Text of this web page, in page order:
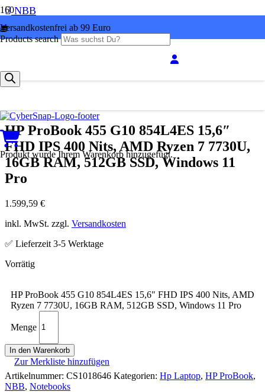
Versandkostenfrei ab 99 Euro
Products search
Produktwurde Ihrem Warenkorb hinzugefügt.
NBB
HP ProBook 455 G10 854L4ES 15,6″
FHD IPS 400 Nits, AMD Ryzen 7 7730U,
16GB RAM, 512GB SSD, Windows 11
Pro
1.599,59 €
inkl. MwSt. zzgl. Versandkosten
✅ Lieferzeit 3-5 Werktage
HP ProBook 455 G10 854L4ES 15,6" FHD IPS 400 Nits, AMD
Ryzen 7 7730U, 16GB RAM, 512GB SSD, Windows 11 Pro
Menge
In den Warenkorb
Zur Merkliste hinzufügen
Artikelnummer: CS1018646 Kategorien: Hp Laptop, HP ProBook,
NBB, Notebooks